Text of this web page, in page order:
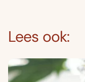
Lees ook: